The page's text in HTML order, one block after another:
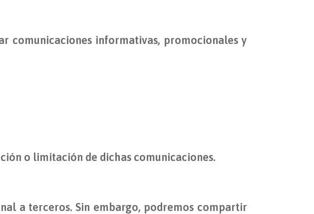
comunicaciones informativas, promocionales y
o limitación de dichas comunicaciones.
a terceros. Sin embargo, podremos compartir